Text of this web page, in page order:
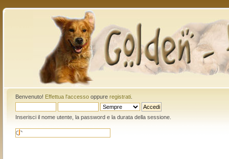
Benvenuto! Effettua l'accessooppure registrati.
Inserisci il nome utente, la password e la durata della sessione.